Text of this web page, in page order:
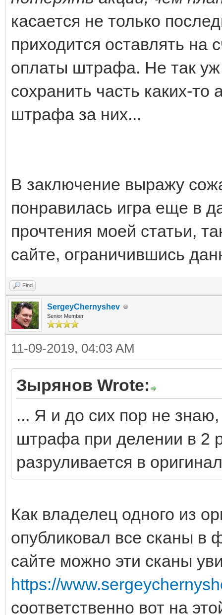
касается не только
приходится оставлять на
оплаты штрафа. Не так уж
сохранить часть каких-
штрафа за них...
В заключение выражу
понравилась игра еще в
прочтения моей статьи,
сайте, ограничившись
Find
SergeyChernyshev
Senior Member
11-09-2019, 04:03 AM
Зырянов Wrote:
... Я и до сих пор не
штрафа при делении в 2
разруливается в
Как владелец одного из
опубликовал все сканы в
сайте можно эти сканы
https://
соответственно вот на